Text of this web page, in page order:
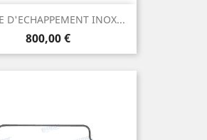
D'ECHAPPEMENT INOX...
Prix
800,00 €